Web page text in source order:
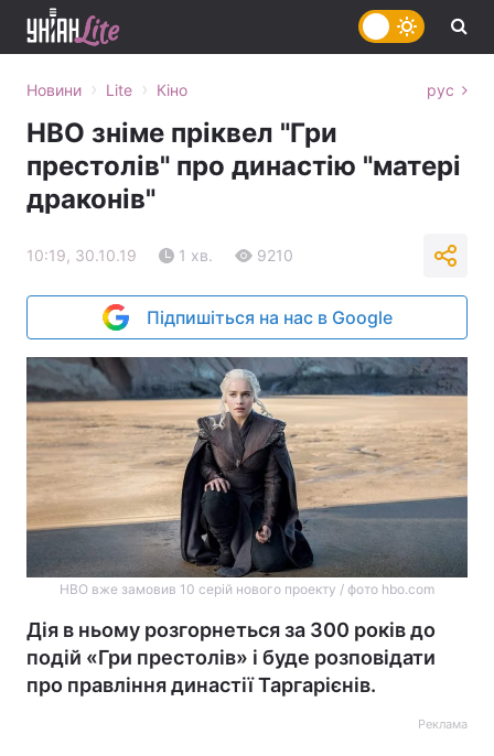
Новини › Lite › Кіно рус
HBO зніме пріквел "Гри
престолів" про династію "матері
драконів"
10:19, 30.10.19 1 хв. 9210
Підпишіться на нас в Google
HBO вже замовив 10 серій нового проекту / фото hbo.com
Дія в ньому розгорнеться за 300 років до
подій «Гри престолів» і буде розповідати
про правління династії Таргарієнів.
Реклама